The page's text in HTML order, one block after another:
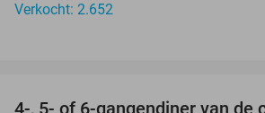
Verkocht: 2.652
4-, 5- of 6-gangendiner van de